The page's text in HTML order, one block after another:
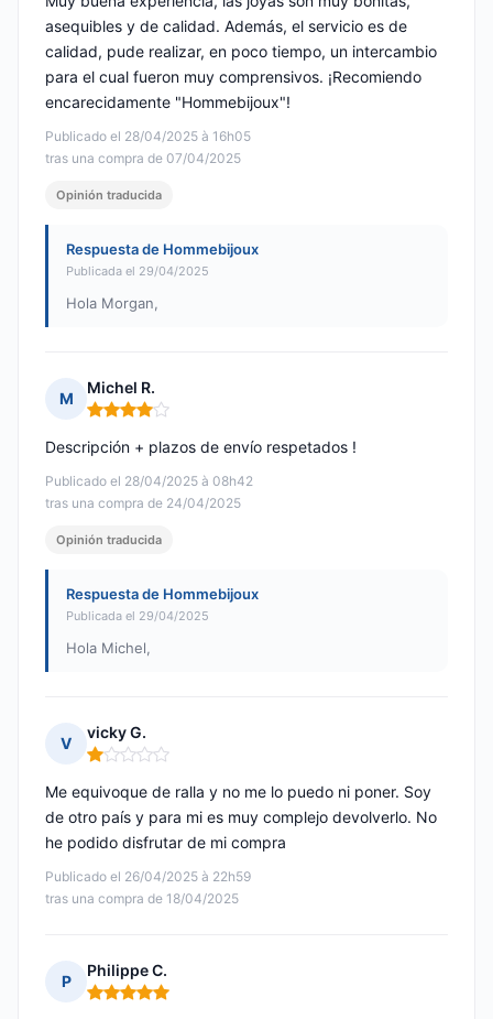
Publicado el 28/04/2025 à 16h05
tras una compra de 07/04/2025
asequibles y de calidad. Además, el servicio es de
calidad, pude realizar, en poco tiempo, un intercambio
para el cual fueron muy comprensivos. ¡Recomiendo
encarecidamente "Hommebijoux"!
Opinión traducida
Respuesta de Hommebijoux
Publicada el 29/04/2025
Hola Morgan,
M
Michel R.
Nota: 4 de 5
Publicado el 28/04/2025 à 08h42
tras una compra de 24/04/2025
Descripción + plazos de envío respetados !
Opinión traducida
Respuesta de Hommebijoux
Publicada el 29/04/2025
Hola Michel,
V
vicky G.
Nota: 1 de 5
Publicado el 26/04/2025 à 22h59
tras una compra de 18/04/2025
Me equivoque de ralla y no me lo puedo ni poner. Soy
de otro país y para mi es muy complejo devolverlo. No
he podido disfrutar de mi compra
P
Philippe C.
Nota: 5 de 5